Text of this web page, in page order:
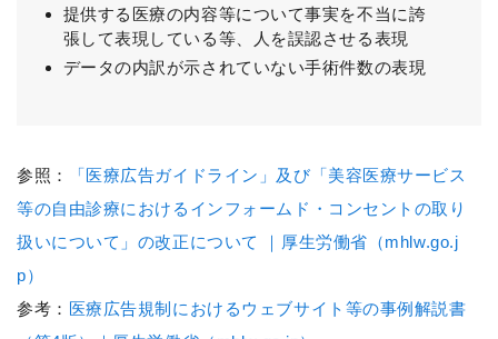
提供する医療の内容等について事実を不当に誇
張して表現している等、人を誤認させる表現
データの内訳が示されていない手術件数の表現
参照：
「医療広告ガイドライン」及び「美容医療サービス
等の自由診療におけるインフォームド・コンセントの取り
扱いについて」の改正について ｜厚生労働省（mhlw.go.j
p）
参考： 医療広告規制におけるウェブサイト等の事例解説書